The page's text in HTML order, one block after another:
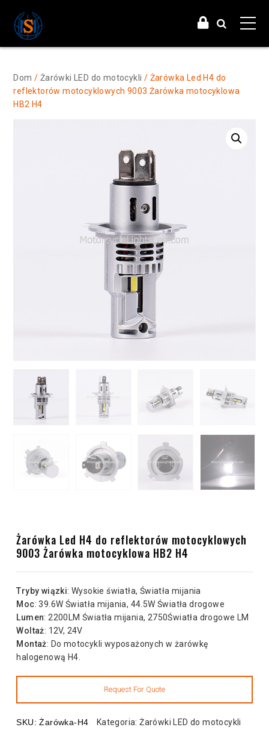
Dom / Żarówki LED do motocykli / Żarówka Led H4 do
reflektorów motocyklowych 9003 Żarówka motocyklowa
HB2 H4
Żarówka Led H4 do reflektorów motocyklowych
9003 Żarówka motocyklowa HB2 H4
Tryby wiązki: Wysokie światła, Światła mijania
Moc: 39.6W Światła mijania, 44.5W Światła drogowe
Lumen: 2200LM Światła mijania, 2750Światła drogowe LM
Woltaż: 12V, 24V
Montaż: Do motocykli wyposażonych w żarówkę
halogenową H4.
SKU:Żarówka-H4 Kategoria:Żarówki LED do motocykli